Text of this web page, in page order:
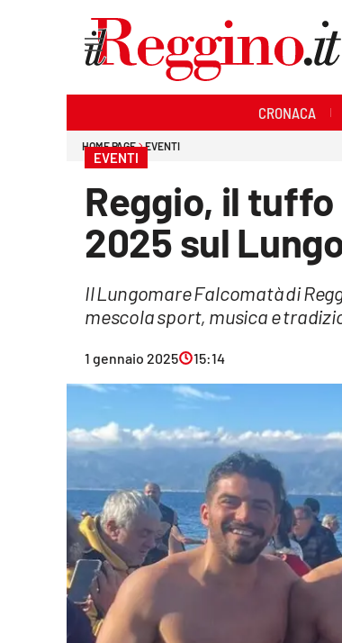
Streaming
Lac Network
CRONACA
HOME PAGE EVENTI
EVENTI
Reggio, il
2025 sul
Il Lungomare Falcomatà di
mescola sport, musica e
1 gennaio 2025 15:14